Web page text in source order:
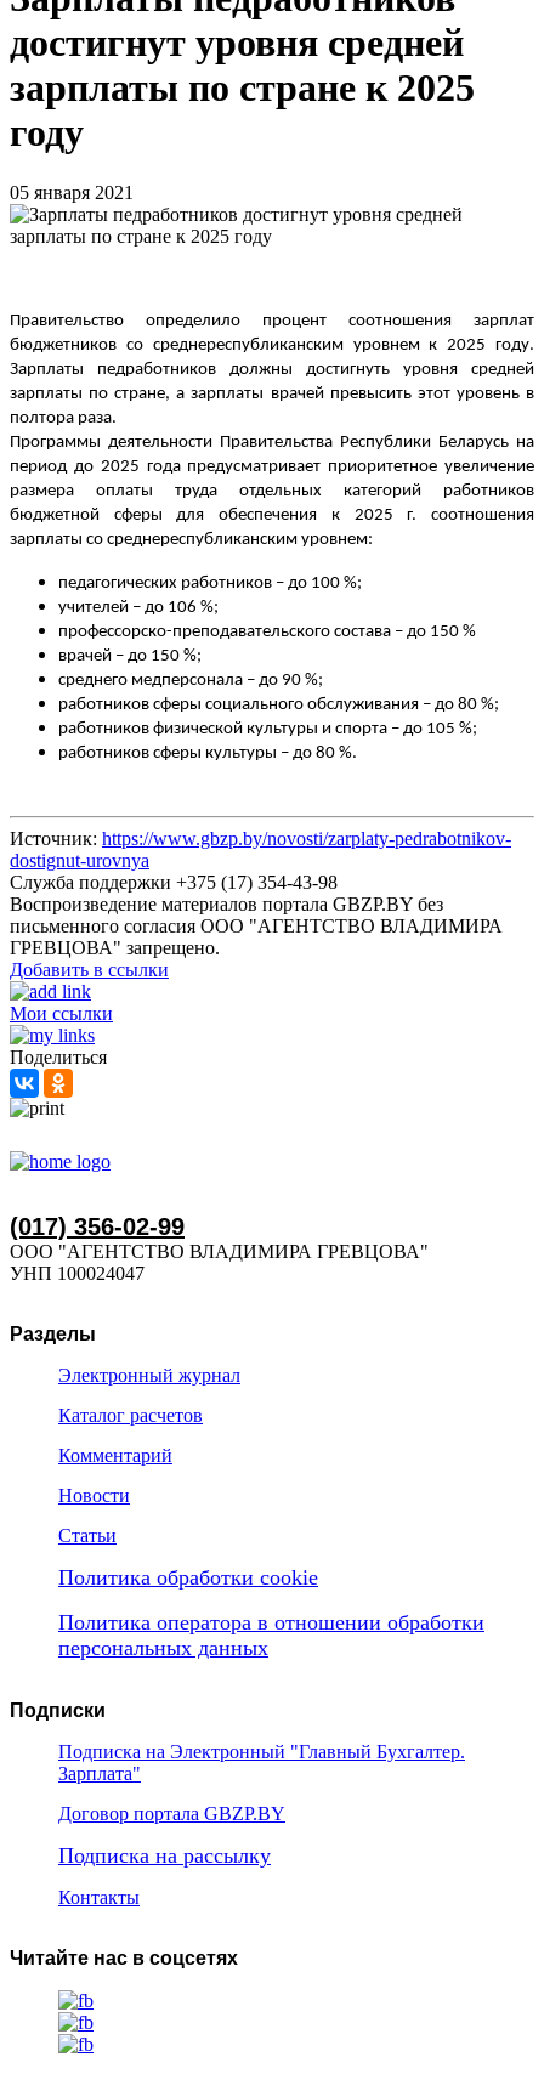
достигнут уровня средней
зарплаты по стране к 2025
году
05 января 2021
Правительство определило процент соотношения зарплат
бюджетников со среднереспубликанским уровнем к 2025 году.
Зарплаты педработников должны достигнуть уровня средней
зарплаты по стране, а зарплаты врачей превысить этот уровень в
полтора раза.
Программы деятельности Правительства Республики Беларусь на
период до 2025 года предусматривает приоритетное увеличение
размера оплаты труда отдельных категорий работников
бюджетной сферы для обеспечения к 2025 г. соотношения
зарплаты со среднереспубликанским уровнем:
педагогических работников – до 100 %;
учителей – до 106 %;
профессорско-преподавательского состава – до 150 %
врачей – до 150 %;
среднего медперсонала – до 90 %;
работников сферы социального обслуживания – до 80 %;
работников физической культуры и спорта – до 105 %;
работников сферы культуры – до 80 %.
Источник: https://www.gbzp.by/novosti/zarplaty-pedrabotnikov-
dostignut-urovnya
Служба поддержки +375 (17) 354-43-98
Воспроизведение материалов портала GBZP.BY без
письменного согласия OOO "АГЕНТСТВО ВЛАДИМИРА
ГРЕВЦОВА" запрещено.
Добавить в ссылки
Мои ссылки
Поделиться
(017) 356-02-99
ООО "АГЕНТСТВО ВЛАДИМИРА ГРЕВЦОВА"
УНП 100024047
Разделы
Электронный журнал
Каталог расчетов
Комментарий
Новости
Статьи
Политика обработки cookie
Политика оператора в отношении обработки
персональных данных
Подписки
Подписка на Электронный "Главный Бухгалтер.
Зарплата"
Договор портала GBZP.BY
Подписка на рассылку
Контакты
Читайте нас в соцсетях